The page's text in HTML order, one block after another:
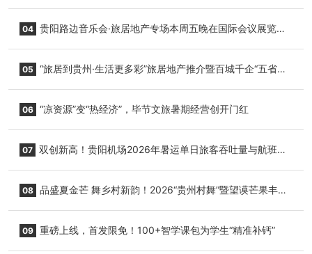
04 贵阳路边音乐会·旅居地产专场本周五晚在国际会议展览中
05 “旅居到贵州·生活更多彩”旅居地产推介暨百城千企“五省
06 “凉资源”变“热经济”，毕节文旅暑期经营创开门红
07 双创新高！贵阳机场2026年暑运单日旅客吞吐量与航班起
08 品盛夏金芒 舞乡村新韵！2026“贵州村舞”暨望谟芒果丰收
09 重磅上线，首发限免！100+智学课包为学生“精准补钙”